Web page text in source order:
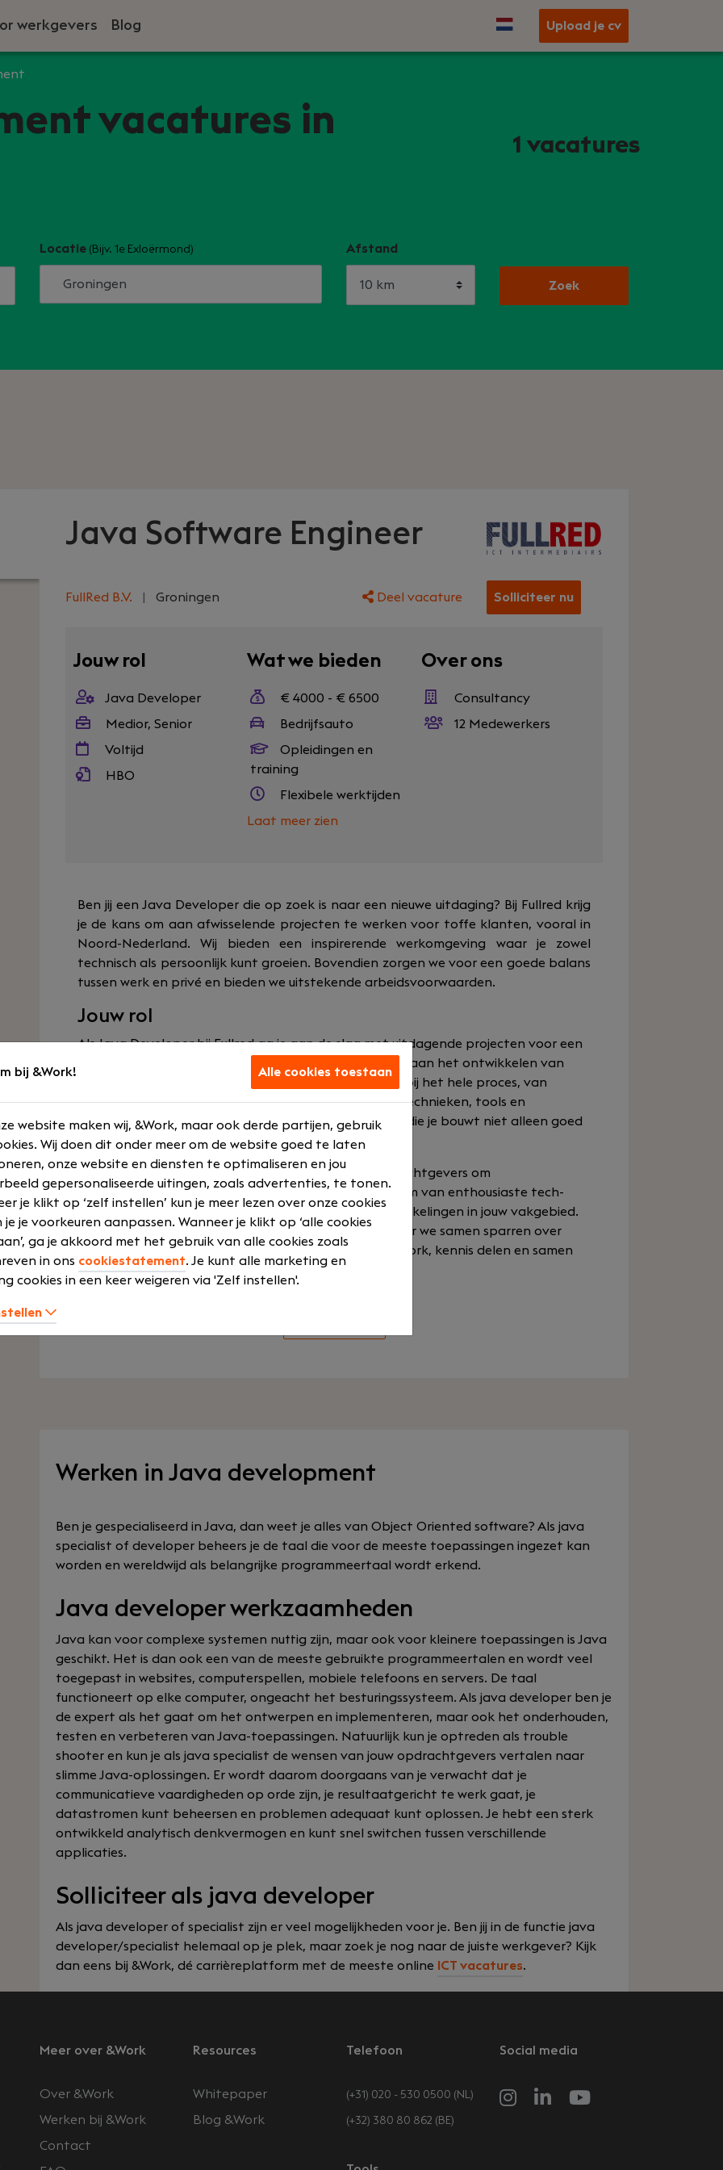
werkgevers Blog Upload je cv
vacatures in
1 vacatures
Locatie (Bijv. 1e Exloërmond) Afstand
Zoek
Java Software Engineer
FullRed B.V. | Groningen Deel vacature Solliciteer nu
Jouw rol
Java Developer
Medior, Senior
Voltijd
HBO
Wat we bieden
€ 4000 - € 6500
Bedrijfsauto
Opleidingen en
training
Flexibele werktijden
Laat meer zien
Over ons
Consultancy
12 Medewerkers
Ben jij een Java Developer die op zoek is naar een nieuwe uitdaging? Bij Fullred krijg
je de kans om aan afwisselende projecten te werken voor toffe klanten, vooral in
Noord-Nederland. Wij bieden een inspirerende werkomgeving waar je zowel
technisch als persoonlijk kunt groeien. Bovendien zorgen we voor een goede balans
tussen werk en privé en bieden we uitstekende arbeidsvoorwaarden.
Jouw rol
Als Java Developer bij Fullred ga je aan de slag met uitdagende projecten voor een
diverse groep klanten. Geen dag is hetzelfde: je werkt aan het ontwikkelen van
innovatieve softwareoplossingen en bent betrokken bij het hele proces, van
ontwerp tot implementatie. Je gebruikt de nieuwste technieken, tools en
methodieken om ervoor te zorgen dat de applicaties die je bouwt niet alleen goed
functioneren, maar ook klaar zijn voor de toekomst.
Je werkt in Agile-teams samen met collega’s en opdrachtgevers om
maatwerkoplossingen te leveren. Samen met een team van enthousiaste tech-
liefhebbers blijf je op de hoogte van de laatste ontwikkelingen in jouw vakgebied.
We organiseren regelmatig relaxte bijeenkomsten waar we samen sparren over
nieuwe technologieën. Bij Fullred draait het om teamwork, kennis delen en samen
groeien.
Werken in Java development
Ben je gespecialiseerd in Java, dan weet je alles van Object Oriented software? Als java
specialist of developer beheers je de taal die voor de meeste toepassingen ingezet kan
worden en wereldwijd als belangrijke programmeertaal wordt erkend.
Java developer werkzaamheden
Java kan voor complexe systemen nuttig zijn, maar ook voor kleinere toepassingen is Java
geschikt. Het is dan ook een van de meeste gebruikte programmeertalen en wordt veel
toegepast in websites, computerspellen, mobiele telefoons en servers. De taal
functioneert op elke computer, ongeacht het besturingssysteem. Als java developer ben je
de expert als het gaat om het ontwerpen en implementeren, maar ook het onderhouden,
testen en verbeteren van Java-toepassingen. Natuurlijk kun je optreden als trouble
shooter en kun je als java specialist de wensen van jouw opdrachtgevers vertalen naar
slimme Java-oplossingen. Er wordt daarom doorgaans van je verwacht dat je
communicatieve vaardigheden op orde zijn, je resultaatgericht te werk gaat, je
datastromen kunt beheersen en problemen adequaat kunt oplossen. Je hebt een sterk
ontwikkeld analytisch denkvermogen en kunt snel switchen tussen verschillende
applicaties.
Solliciteer als java developer
Als java developer of specialist zijn er veel mogelijkheden voor je. Ben jij in de functie java
developer/specialist helemaal op je plek, maar zoek je nog naar de juiste werkgever? Kijk
dan eens bij &Work, dé carrièreplatform met de meeste online ICT vacatures.
Meer over &Work
Over &Work
Werken bij &Work
Contact
Resources
Whitepaper
Blog &Work
Telefoon
(+31) 020 - 530 0500 (NL)
(+32) 380 80 862 (BE)
Social media
bij &Work! Alle cookies toestaan
website maken wij, &Work, maar ook derde partijen, gebruik
Wij doen dit onder meer om de website goed te laten
onze website en diensten te optimaliseren en jou
gepersonaliseerde uitingen, zoals advertenties, te tonen.
je klikt op ‘zelf instellen’ kun je meer lezen over onze cookies
je je voorkeuren aanpassen. Wanneer je klikt op ‘alle cookies
ga je akkoord met het gebruik van alle cookies zoals
in ons cookiestatement. Je kunt alle marketing en
cookies in een keer weigeren via 'Zelf instellen'.